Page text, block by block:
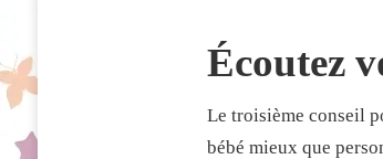
Écoutez
Le troisième conseil
bébé mieux que